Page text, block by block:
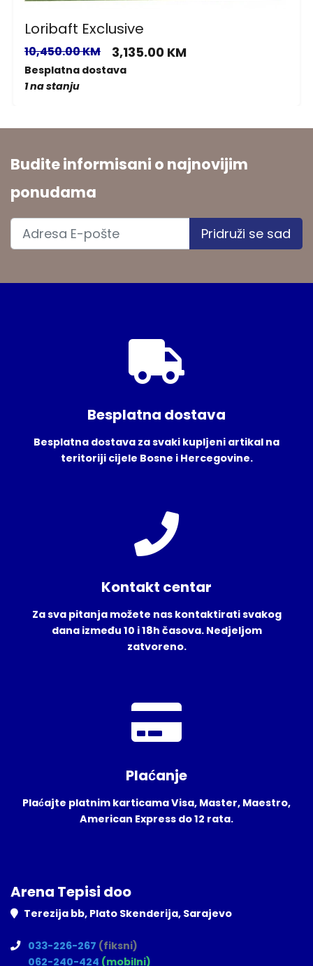
Loribaft Exclusive
10,450.00 KM 3,135.00 KM
Besplatna dostava
1 na stanju
Budite informisani o najnovijim
ponudama
Pridruži se sad
Besplatna dostava
Besplatna dostava za svaki kupljeni artikal na
teritoriji cijele Bosne i Hercegovine.
Kontakt centar
Za sva pitanja možete nas kontaktirati svakog
dana između 10 i 18h časova. Nedjeljom
zatvoreno.
Plaćanje
Plaćajte platnim karticama Visa, Master, Maestro,
American Express do 12 rata.
Arena Tepisi doo
Terezija bb, Plato Skenderija, Sarajevo
033-226-267 (fiksni)
062-240-424 (mobilni)